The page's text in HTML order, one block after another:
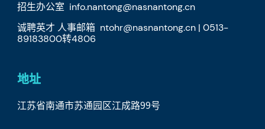
招生办公室 info.nantong@nasnantong.cn
诚聘英才 人事邮箱 ntohr@nasnantong.cn | 0513-
89183800转4806
地址
江苏省南通市苏通园区江成路99号